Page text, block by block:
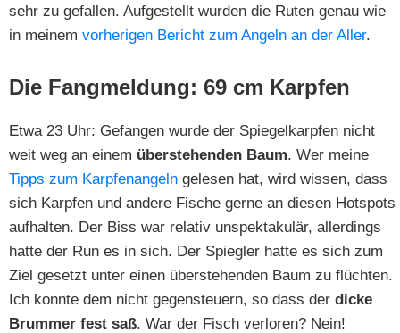
sehr zu gefallen. Aufgestellt wurden die Ruten genau wie
in meinem vorherigen Bericht zum Angeln an der Aller.
Die Fangmeldung: 69 cm Karpfen
Etwa 23 Uhr: Gefangen wurde der Spiegelkarpfen nicht
weit weg an einem überstehenden Baum. Wer meine
Tipps zum Karpfenangeln gelesen hat, wird wissen, dass
sich Karpfen und andere Fische gerne an diesen Hotspots
aufhalten. Der Biss war relativ unspektakulär, allerdings
hatte der Run es in sich. Der Spiegler hatte es sich zum
Ziel gesetzt unter einen überstehenden Baum zu flüchten.
Ich konnte dem nicht gegensteuern, so dass der dicke
Brummer fest saß. War der Fisch verloren? Nein!